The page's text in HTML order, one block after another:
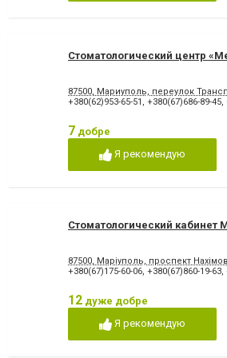
Стоматологический центр
87500, Мариуполь, переулок
+380(62)953-65-51 , +380(67)686-89-45,
7 добре
Я рекомендую
Стоматологический кабинет
87500, Маріуполь, проспект
+380(67)175-60-06, +380(67)860-19-63,
12 дуже добре
Я рекомендую